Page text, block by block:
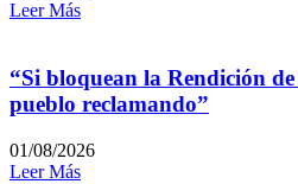
Leer Más
“Si bloquean la Rendición
pueblo reclamando”
01/08/2026
Leer Más